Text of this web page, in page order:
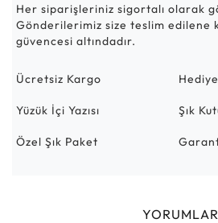
Her siparişleriniz sigortalı olarak
Gönderilerimiz size teslim edilene
güvencesi altındadır.
Ücretsiz Kargo
Yüzük İçi Yazısı Şık
Özel Şık Paket
YORUMLAR